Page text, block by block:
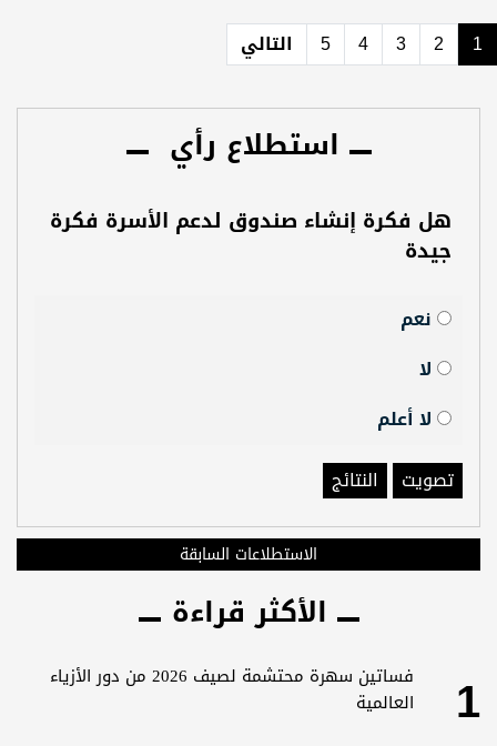
1
2
3
4
5 التالي
استطلاع رأي
هل فكرة إنشاء صندوق لدعم الأسرة فكرة
جيدة
نعم
لا
لا أعلم
تصويت
النتائج
الاستطلاعات السابقة
الأكثر قراءة
1
فساتين سهرة محتشمة لصيف 2026 من دور الأزياء
العالمية